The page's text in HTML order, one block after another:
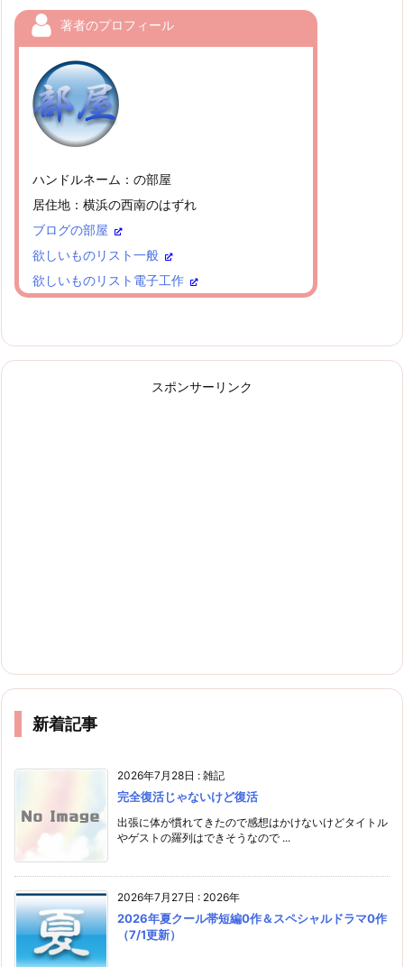
著者のプロフィール
ハンドルネーム：の部屋
居住地：横浜の西南のはずれ
ブログの部屋
欲しいものリスト一般
欲しいものリスト電子工作
スポンサーリンク
新着記事
2026年7月28日 : 雑記
完全復活じゃないけど復活
出張に体が慣れてきたので感想はかけないけどタイトル
やゲストの羅列はできそうなので ...
2026年7月27日 : 2026年
2026年夏クール帯短編0作＆スペシャルドラマ0作
（7/1更新）